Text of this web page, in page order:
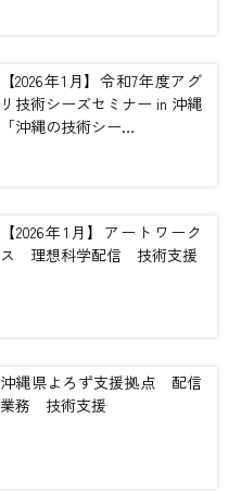
【2026年1月】令和7年度アグ
リ技術シーズセミナー in 沖縄
「沖縄の技術シー…
【2026年1月】アートワーク
ス 理想科学配信 技術支援
沖縄県よろず支援拠点 配信
業務 技術支援